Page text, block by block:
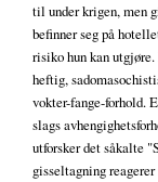
til under krigen, men
befinner seg på
risiko hun kan
heftig,
vokter-fange-forhold.
slags
utforsker det såkalte
gisseltagning